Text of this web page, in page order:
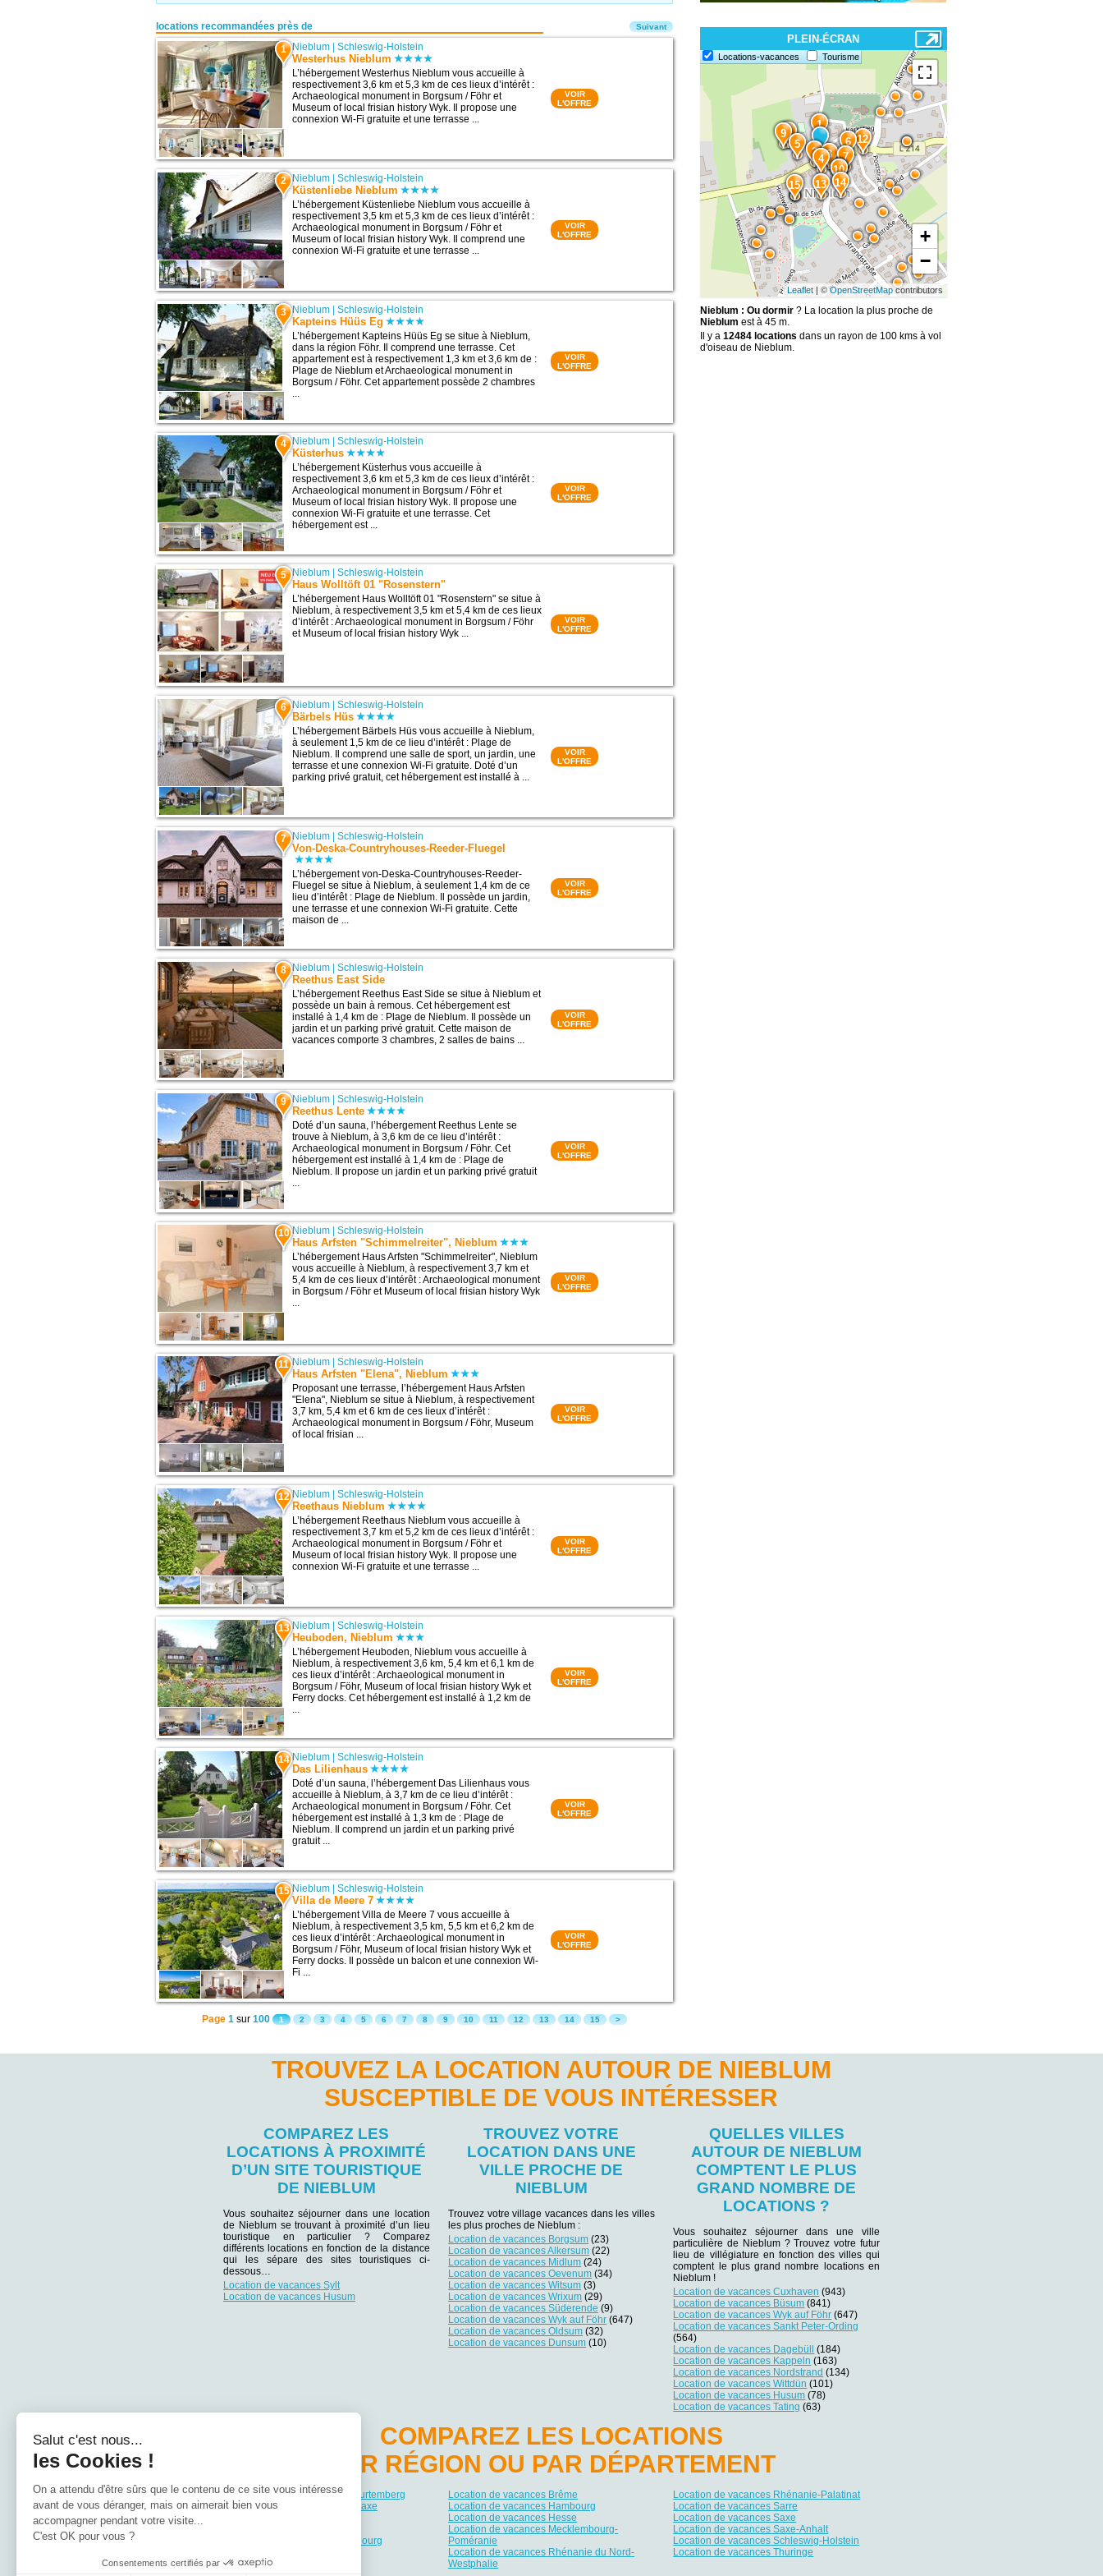
locations recommandées près de
1 Nieblum |Schleswig-Holstein
Westerhus Nieblum
L’hébergement Westerhus Nieblum vous accueille à
respectivement 3,6 km et 5,3 km de ces lieux d’intérêt :
Archaeological monument in Borgsum / Föhr et
Museum of local frisian history Wyk. Il propose une
connexion Wi-Fi gratuite et une terrasse ...
VOIR
L'OFFRE
2 Nieblum |Schleswig-Holstein
Küstenliebe Nieblum
L’hébergement Küstenliebe Nieblum vous accueille à
respectivement 3,5 km et 5,3 km de ces lieux d’intérêt :
Archaeological monument in Borgsum / Föhr et
Museum of local frisian history Wyk. Il comprend une
connexion Wi-Fi gratuite et une terrasse ...
VOIR
L'OFFRE
3 Nieblum |Schleswig-Holstein
Kapteins Hüüs Eg
L’hébergement Kapteins Hüüs Eg se situe à Nieblum,
dans la région Föhr. Il comprend une terrasse. Cet
appartement est à respectivement 1,3 km et 3,6 km de :
Plage de Nieblum et Archaeological monument in
Borgsum / Föhr. Cet appartement possède 2 chambres
...
VOIR
L'OFFRE
4 Nieblum |Schleswig-Holstein
Küsterhus
L’hébergement Küsterhus vous accueille à
respectivement 3,6 km et 5,3 km de ces lieux d’intérêt :
Archaeological monument in Borgsum / Föhr et
Museum of local frisian history Wyk. Il propose une
connexion Wi-Fi gratuite et une terrasse. Cet
hébergement est ...
VOIR
L'OFFRE
5 Nieblum |Schleswig-Holstein
Haus Wolltöft 01 "Rosenstern"
L’hébergement Haus Wolltöft 01 "Rosenstern" se situe à
Nieblum, à respectivement 3,5 km et 5,4 km de ces lieux
d’intérêt : Archaeological monument in Borgsum / Föhr
et Museum of local frisian history Wyk ...
VOIR
L'OFFRE
6 Nieblum |Schleswig-Holstein
Bärbels Hüs
L’hébergement Bärbels Hüs vous accueille à Nieblum,
à seulement 1,5 km de ce lieu d’intérêt : Plage de
Nieblum. Il comprend une salle de sport, un jardin, une
terrasse et une connexion Wi-Fi gratuite. Doté d’un
parking privé gratuit, cet hébergement est installé à ...
VOIR
L'OFFRE
7 Nieblum |Schleswig-Holstein
Von-Deska-Countryhouses-Reeder-Fluegel
L’hébergement von-Deska-Countryhouses-Reeder-
Fluegel se situe à Nieblum, à seulement 1,4 km de ce
lieu d’intérêt : Plage de Nieblum. Il possède un jardin,
une terrasse et une connexion Wi-Fi gratuite. Cette
maison de ...
VOIR
L'OFFRE
8 Nieblum |Schleswig-Holstein
Reethus East Side
L’hébergement Reethus East Side se situe à Nieblum et
possède un bain à remous. Cet hébergement est
installé à 1,4 km de : Plage de Nieblum. Il possède un
jardin et un parking privé gratuit. Cette maison de
vacances comporte 3 chambres, 2 salles de bains ...
VOIR
L'OFFRE
9 Nieblum |Schleswig-Holstein
Reethus Lente
Doté d’un sauna, l’hébergement Reethus Lente se
trouve à Nieblum, à 3,6 km de ce lieu d’intérêt :
Archaeological monument in Borgsum / Föhr. Cet
hébergement est installé à 1,4 km de : Plage de
Nieblum. Il propose un jardin et un parking privé gratuit
...
VOIR
L'OFFRE
10 Nieblum |Schleswig-Holstein
Haus Arfsten "Schimmelreiter", Nieblum
L’hébergement Haus Arfsten "Schimmelreiter", Nieblum
vous accueille à Nieblum, à respectivement 3,7 km et
5,4 km de ces lieux d’intérêt : Archaeological monument
in Borgsum / Föhr et Museum of local frisian history Wyk
...
VOIR
L'OFFRE
11 Nieblum |Schleswig-Holstein
Haus Arfsten "Elena", Nieblum
Proposant une terrasse, l’hébergement Haus Arfsten
"Elena", Nieblum se situe à Nieblum, à respectivement
3,7 km, 5,4 km et 6 km de ces lieux d’intérêt :
Archaeological monument in Borgsum / Föhr, Museum
of local frisian ...
VOIR
L'OFFRE
12 Nieblum |Schleswig-Holstein
Reethaus Nieblum
L’hébergement Reethaus Nieblum vous accueille à
respectivement 3,7 km et 5,2 km de ces lieux d’intérêt :
Archaeological monument in Borgsum / Föhr et
Museum of local frisian history Wyk. Il propose une
connexion Wi-Fi gratuite et une terrasse ...
VOIR
L'OFFRE
13 Nieblum |Schleswig-Holstein
Heuboden, Nieblum
L’hébergement Heuboden, Nieblum vous accueille à
Nieblum, à respectivement 3,6 km, 5,4 km et 6,1 km de
ces lieux d’intérêt : Archaeological monument in
Borgsum / Föhr, Museum of local frisian history Wyk et
Ferry docks. Cet hébergement est installé à 1,2 km de
...
VOIR
L'OFFRE
14 Nieblum |Schleswig-Holstein
Das Lilienhaus
Doté d’un sauna, l’hébergement Das Lilienhaus vous
accueille à Nieblum, à 3,7 km de ce lieu d’intérêt :
Archaeological monument in Borgsum / Föhr. Cet
hébergement est installé à 1,3 km de : Plage de
Nieblum. Il comprend un jardin et un parking privé
gratuit ...
VOIR
L'OFFRE
15 Nieblum |Schleswig-Holstein
Villa de Meere 7
L’hébergement Villa de Meere 7 vous accueille à
Nieblum, à respectivement 3,5 km, 5,5 km et 6,2 km de
ces lieux d’intérêt : Archaeological monument in
Borgsum / Föhr, Museum of local frisian history Wyk et
Ferry docks. Il possède un balcon et une connexion Wi-
Fi ...
VOIR
L'OFFRE
Suivant
Page 1 sur 100 1 2 3 4 5 6 7 8 9 10 11 12 13 14 15 >
PLEIN-ÉCRAN
Locations-vacances Tourisme
15 14
13
12
11
10
98
7
6
5
4 3
2
1
+
−
Leaflet | ©OpenStreetMapcontributors
Nieblum : Ou dormir? La location la plus proche de
Nieblum est à 45 m.
Il y a 12484 locations dans un rayon de 100 kms à vol
d'oiseau de Nieblum.
TROUVEZ LA LOCATION AUTOUR DE NIEBLUM
SUSCEPTIBLE DE VOUS INTÉRESSER
COMPAREZ LES
LOCATIONS À PROXIMITÉ
D’UN SITE TOURISTIQUE
DE NIEBLUM
Vous souhaitez séjourner dans une location
de Nieblum se trouvant à proximité d’un lieu
touristique en particulier ? Comparez
différents locations en fonction de la distance
qui les sépare des sites touristiques ci-
dessous…
Location de vacances Sylt
Location de vacances Husum
TROUVEZ VOTRE
LOCATION DANS UNE
VILLE PROCHE DE
NIEBLUM
Trouvez votre village vacances dans les villes
les plus proches de Nieblum :
Location de vacances Borgsum (23)
Location de vacances Alkersum (22)
Location de vacances Midlum (24)
Location de vacances Oevenum (34)
Location de vacances Witsum (3)
Location de vacances Wrixum (29)
Location de vacances Süderende (9)
Location de vacances Wyk auf Föhr (647)
Location de vacances Oldsum (32)
Location de vacances Dunsum (10)
QUELLES VILLES
AUTOUR DE NIEBLUM
COMPTENT LE PLUS
GRAND NOMBRE DE
LOCATIONS ?
Vous souhaitez séjourner dans une ville
particulière de Nieblum ? Trouvez votre futur
lieu de villégiature en fonction des villes qui
comptent le plus grand nombre locations en
Nieblum !
Location de vacances Cuxhaven (943)
Location de vacances Büsum (841)
Location de vacances Wyk auf Föhr (647)
Location de vacances Sankt Peter-Ording
(564)
Location de vacances Dagebüll (184)
Location de vacances Kappeln (163)
Location de vacances Nordstrand (134)
Location de vacances Wittdün (101)
Location de vacances Husum (78)
Location de vacances Tating (63)
COMPAREZ LES LOCATIONS
PAR RÉGION OU PAR DÉPARTEMENT
Location de vacances Bade-Wurtemberg
Location de vacances Basse-Saxe
Location de vacances Brandebourg
Location de vacances Brême
Location de vacances Hambourg
Location de vacances Hesse
Location de vacances Mecklembourg-
Poméranie
Location de vacances Rhénanie du Nord-
Westphalie
Location de vacances Rhénanie-Palatinat
Location de vacances Sarre
Location de vacances Saxe
Location de vacances Saxe-Anhalt
Location de vacances Schleswig-Holstein
Location de vacances Thuringe
Salut c'est nous...
les Cookies !
On a attendu d'être sûrs que le contenu de ce site vous intéresse
avant de vous déranger, mais on aimerait bien vous
accompagner pendant votre visite...
C'est OK pour vous ?
Consentements certifiés par